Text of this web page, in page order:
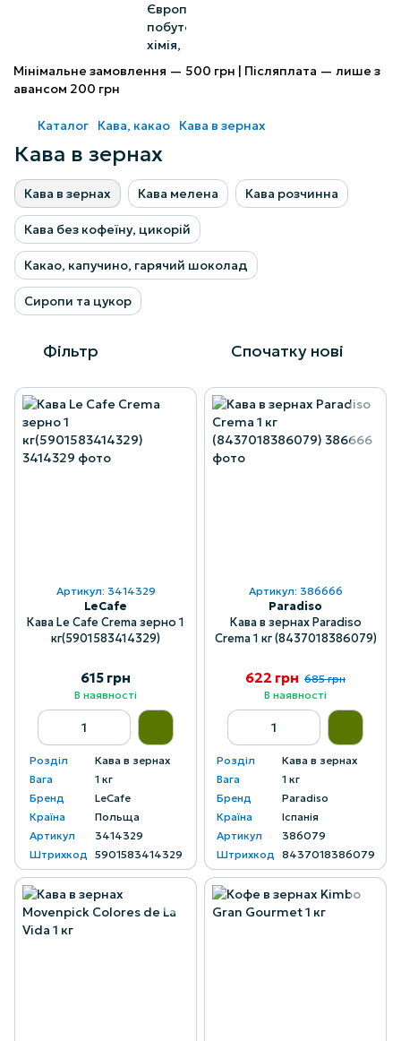
Мінімальне замовлення — 500 грн | Післяплата — лише з
авансом 200 грн
Каталог Кава, какао Кава в зернах
Кава в зернах
Кава в зернах Кава мелена Кава розчинна
Кава без кофеїну, цикорій
Какао, капучино, гарячий шоколад
Сиропи та цукор
Фільтр Спочатку нові
Артикул: 3414329
LeCafe
Кава Le Cafe Crema зерно 1
кг(5901583414329)
615 грн
В наявності
Розділ
Кава в зернах
Вага
1 кг
Бренд
LeCafe
Країна
Польща
Артикул
3414329
Штрихкод 5901583414329
Артикул: 386666
Paradiso
Кава в зернах Paradiso
Crema 1 кг (8437018386079)
622 грн 685 грн
В наявності
Розділ
Кава в зернах
Вага
1 кг
Бренд
Paradiso
Країна
Іспанія
Артикул
386079
Штрихкод 8437018386079